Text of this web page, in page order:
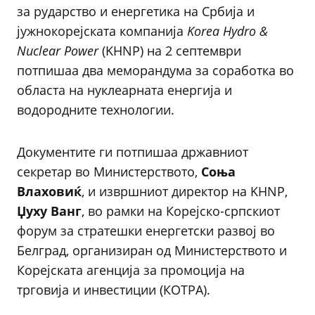
за рударство и енергетика на Србија и
јужнокорејската компанија Korea Hydro &
Nuclear Power(KHNP) на 2 септември
потпишаа два меморандума за соработка во
областа на нуклеарната енергија и
водородните технологии.
Документите ги потпишаа државниот
секретар во Министерството, Соња
Влаховиќ, и извршниот директор на KHNP,
Џуху Ванг, во рамки на Корејско-српскиот
форум за стратешки енергетски развој во
Белград, организиран од Министерството и
Корејската агенција за промоција на
трговија и инвестиции (КОТРА).